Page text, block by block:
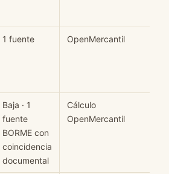
1 fuente OpenMercantil
Baja · 1
fuente
BORME con
coincidencia
documental
Cálculo
OpenMercantil